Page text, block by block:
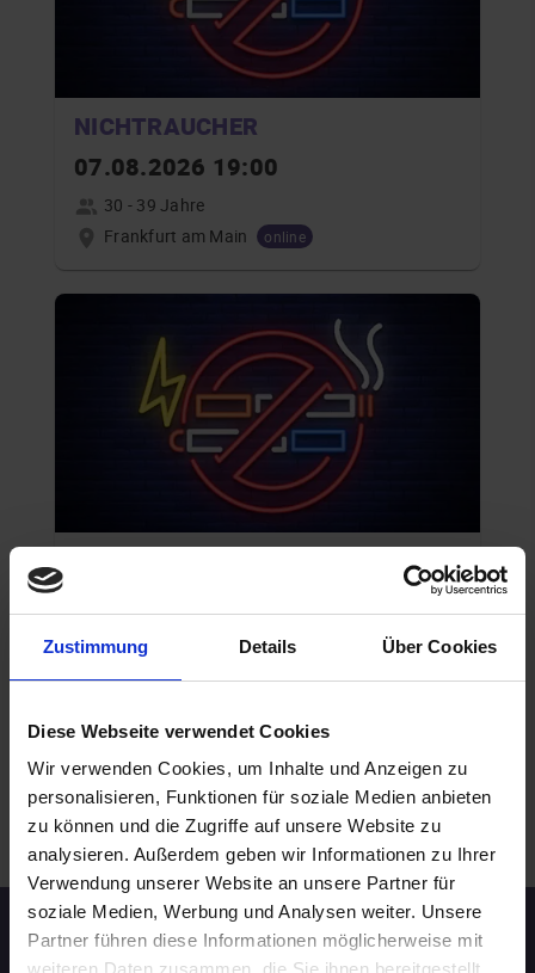
Zustimmung Details Über Cookies
Diese Webseite verwendet Cookies
Wir verwenden Cookies, um Inhalte und Anzeigen zu
personalisieren, Funktionen für soziale Medien anbieten
zu können und die Zugriffe auf unsere Website zu
analysieren. Außerdem geben wir Informationen zu Ihrer
Verwendung unserer Website an unsere Partner für
soziale Medien, Werbung und Analysen weiter. Unsere
Partner führen diese Informationen möglicherweise mit
weiteren Daten zusammen, die Sie ihnen bereitgestellt
NICHTRAUCHER
07.08.2026 19:00
30 - 39 Jahre
Frankfurt am Main
online
30 - 39 Jahre
WEITERE EVENTS IN FRANKFURT AM MAIN
.
Speed-Dating Events